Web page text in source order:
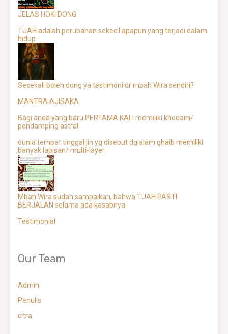
JELAS HOKI DONG
TUAH adalah perubahan sekecil apapun yang terjadi dalam
hidup
Sesekali boleh dong ya testimoni dr mbah Wira sendiri?
MANTRA AJISAKA
Bagi anda yang baru PERTAMA KALI memiliki khodam/
pendamping astral
dunia tempat tinggal jin yg disebut dg alam ghaib memiliki
banyak lapisan/ multi-layer
Mbah Wira sudah sampaikan, bahwa TUAH PASTI
BERJALAN selama ada kasabnya
Testimonial
Our Team
Admin
Penulis
citra